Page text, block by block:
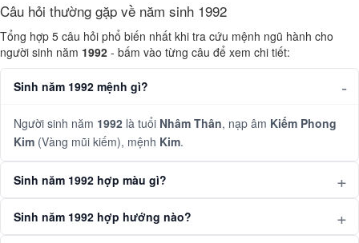
Câu hỏi thường gặp về năm sinh 1992
Tổng hợp 5 câu hỏi phổ biến nhất khi tra cứu mệnh ngũ hành cho
người sinh năm 1992 - bấm vào từng câu để xem chi tiết:
Sinh năm 1992 mệnh gì?
Người sinh năm 1992 là tuổi Nhâm Thân, nạp âm Kiếm Phong
Kim (Vàng mũi kiếm), mệnh Kim.
Sinh năm 1992 hợp màu gì?
Sinh năm 1992 hợp hướng nào?